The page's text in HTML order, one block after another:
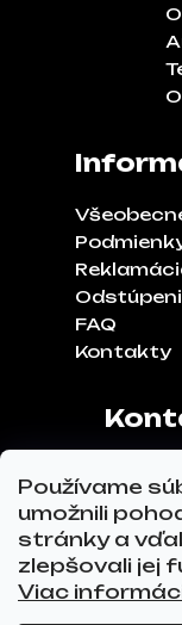
Používame
umožnili
stránky a
zlepšovali jej
Viac
FAQ
Kontakty
Tel.č.:
Email: